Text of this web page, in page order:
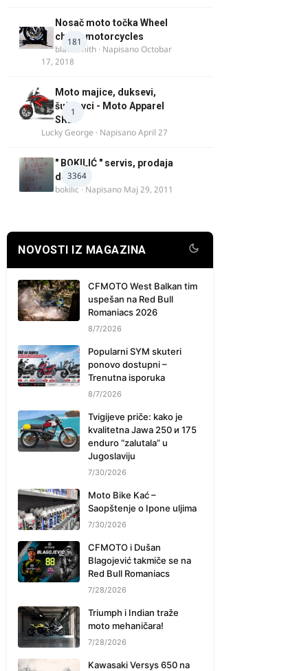
181
Nosač moto točka Wheel
chock motorcycles
blacksmith · NapisanoOctobar
17, 2018
1
Moto majice, duksevi,
šuškavci - Moto Apparel
SRB
Lucky George · NapisanoApril 27
3364
" BOKILIĆ " servis, prodaja
delova
bokilic · Napisano Maj 29, 2011
NOVOSTI IZ MAGAZINA
CFMOTO West Balkan tim
uspešan na Red Bull
Romaniacs 2026
8/7/2026
Popularni SYM skuteri
ponovo dostupni –
Trenutna isporuka
8/7/2026
Tvigijeve priče: kako je
kvalitetna Jawa 250 и 175
enduro “zalutala” u
Jugoslaviju
7/30/2026
Moto Bike Kać –
Saopštenje o Ipone uljima
7/30/2026
CFMOTO i Dušan
Blagojević takmiče se na
Red Bull Romaniacs
7/28/2026
Triumph i Indian traže
moto mehaničara!
7/28/2026
Kawasaki Versys 650 na